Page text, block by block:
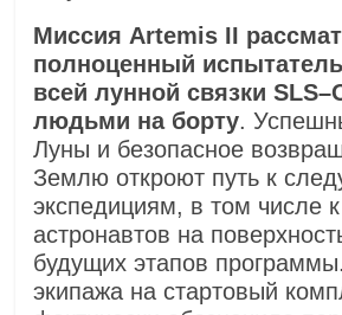
Миссия Artemis II
полноценный
всей лунной связки
людьми на борту.
Луны и безопасное
Землю откроют путь к
экспедициям, в том числе
астронавтов на
будущих этапов
экипажа на стартовый